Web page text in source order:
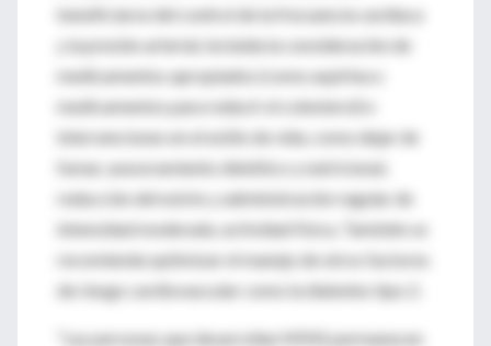
beneficiarse del control de la frecuencia cardíaca
y la presión arterial, incluida la consideración de
medicamentos apropiados (como aspirina o
medicamentos para reducir el colesterol) e
intervenciones en el estilo de vida, como dejar de
fumar, asesoramiento dietético y nutricional,
reducción del estrés y administración regular de
intensidad moderada. actividad física. También se
recomienda optimizar el manejo de otros factores
de riesgo cardiovascular como la diabetes tipo 2.
“Las personas que desarrollan MINS permanecen